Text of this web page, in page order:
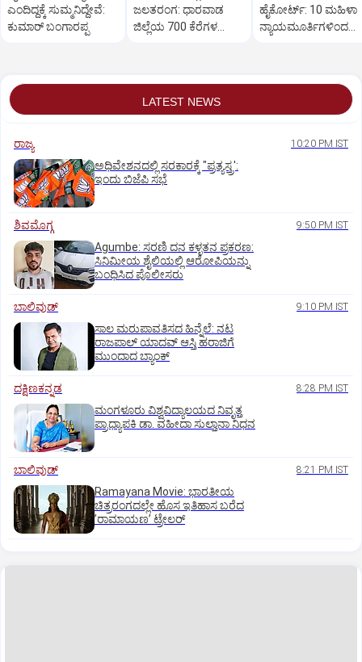
ಎಂದಿದ್ದಕ್ಕೆ ಸುಮ್ಮನಿದ್ದೇವೆ:
ಕುಮಾರ್ ಬಂಗಾರಪ್ಪ
ಜಲತರಂಗ: ಧಾರವಾಡ
ಜಿಲ್ಲೆಯ 700 ಕೆರೆಗಳ
ಹೈಕೋರ್ಟ್: 10 ಮಹಿಳಾ
ನ್ಯಾಯಮೂರ್ತಿಗಳಿಂದ
LATEST NEWS
ರಾಜ್ಯ 10:20 PM IST
ಅಧಿವೇಶನದಲ್ಲಿ ಸರಕಾರಕ್ಕೆ "ಪ್ರತ್ಯಸ್ತ್ರ':
ಇಂದು ಬಿಜೆಪಿ ಸಭೆ
ಶಿವಮೊಗ್ಗ 9:50 PM IST
Agumbe: ಸರಣಿ ದನ ಕಳ್ಳತನ ಪ್ರಕರಣ:
ಸಿನಿಮೀಯ ಶೈಲಿಯಲ್ಲಿ ಆರೋಪಿಯನ್ನು
ಬಂಧಿಸಿದ ಪೊಲೀಸರು
ಬಾಲಿವುಡ್‌ 9:10 PM IST
ಸಾಲ ಮರುಪಾವತಿಸದ ಹಿನ್ನೆಲೆ: ನಟ
ರಾಜಪಾಲ್ ಯಾದವ್‌ ಆಸ್ತಿ ಹರಾಜಿಗೆ
ಮುಂದಾದ ಬ್ಯಾಂಕ್
ದಕ್ಷಿಣಕನ್ನಡ 8:28 PM IST
ಮಂಗಳೂರು ವಿಶ್ವವಿದ್ಯಾಲಯದ ನಿವೃತ್ತ
ಪ್ರಾಧ್ಯಾಪಕಿ ಡಾ. ವಹೀದಾ ಸುಲ್ತಾನಾ ನಿಧನ
ಬಾಲಿವುಡ್‌ 8:21 PM IST
Ramayana Movie: ಭಾರತೀಯ
ಚಿತ್ರರಂಗದಲ್ಲೇ ಹೊಸ ಇತಿಹಾಸ ಬರೆದ
ʼರಾಮಾಯಣʼ ಟ್ರೇಲರ್